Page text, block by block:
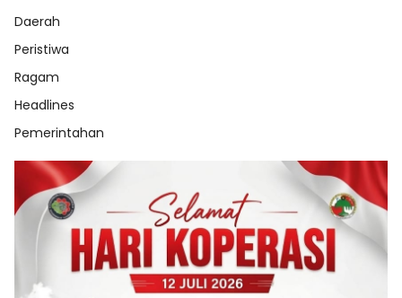
Daerah
Peristiwa
Ragam
Headlines
Pemerintahan